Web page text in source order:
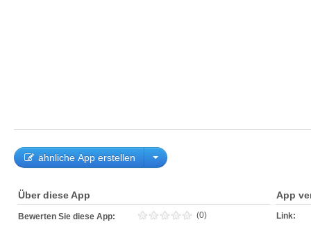
ähnliche App erstellen
Über diese App
Bewerten Sie diese App: (0)
App
Link: